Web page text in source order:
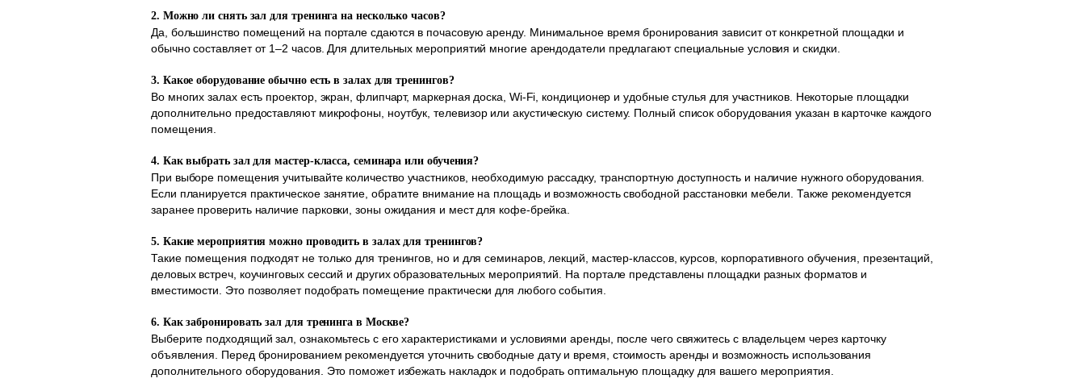
2. Можно ли снять зал для тренинга на несколько часов?
Да, большинство помещений на портале сдаются в почасовую аренду. Минимальное время бронирования зависит от конкретной площадки и
обычно составляет от 1–2 часов. Для длительных мероприятий многие арендодатели предлагают специальные условия и скидки.
3. Какое оборудование обычно есть в залах для тренингов?
Во многих залах есть проектор, экран, флипчарт, маркерная доска, Wi-Fi, кондиционер и удобные стулья для участников. Некоторые площадки
дополнительно предоставляют микрофоны, ноутбук, телевизор или акустическую систему. Полный список оборудования указан в карточке каждого
помещения.
4. Как выбрать зал для мастер-класса, семинара или обучения?
При выборе помещения учитывайте количество участников, необходимую рассадку, транспортную доступность и наличие нужного оборудования.
Если планируется практическое занятие, обратите внимание на площадь и возможность свободной расстановки мебели. Также рекомендуется
заранее проверить наличие парковки, зоны ожидания и мест для кофе-брейка.
5. Какие мероприятия можно проводить в залах для тренингов?
Такие помещения подходят не только для тренингов, но и для семинаров, лекций, мастер-классов, курсов, корпоративного обучения, презентаций,
деловых встреч, коучинговых сессий и других образовательных мероприятий. На портале представлены площадки разных форматов и
вместимости. Это позволяет подобрать помещение практически для любого события.
6. Как забронировать зал для тренинга в Москве?
Выберите подходящий зал, ознакомьтесь с его характеристиками и условиями аренды, после чего свяжитесь с владельцем через карточку
объявления. Перед бронированием рекомендуется уточнить свободные дату и время, стоимость аренды и возможность использования
дополнительного оборудования. Это поможет избежать накладок и подобрать оптимальную площадку для вашего мероприятия.